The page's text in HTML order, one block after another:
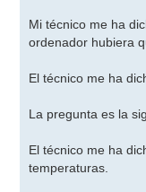
Mi técnico me ha
ordenador hubiera
El técnico me ha
La pregunta es la
El técnico me ha
temperaturas.